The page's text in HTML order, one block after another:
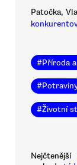
Patočka,
#Příroda
#
#Životní
Nejčtenější